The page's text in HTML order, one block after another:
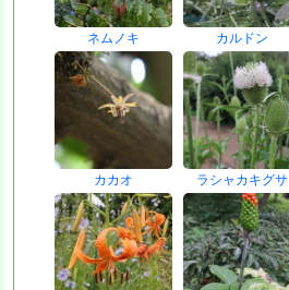
ネムノキ カルドン
カカオ ラシャカキグサ